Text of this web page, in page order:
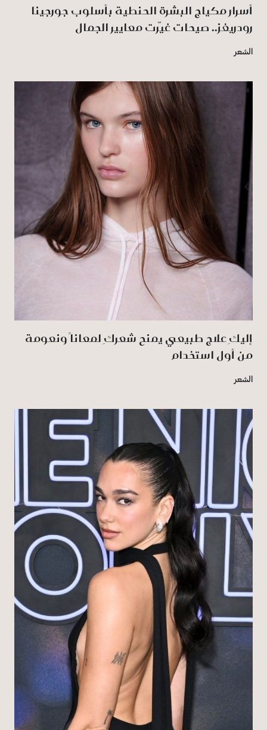
أسرار مكياج البشرة الحنطية بأسلوب جورجينا
رودريغز.. صيحات غيّرت معايير الجمال
الشعر
إليكِ علاج طبيعي يمنح شعركِ لمعاناً ونعومة
من أول استخدام
الشعر